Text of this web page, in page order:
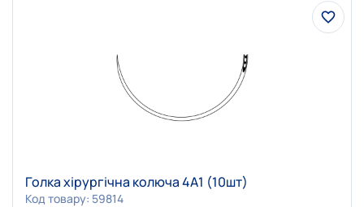
Голка хірургічна колюча 4А1 (10шт)
Код товару: 59814